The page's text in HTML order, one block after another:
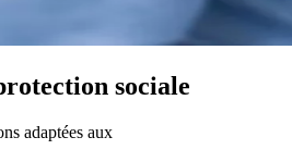
sociale
adaptées aux